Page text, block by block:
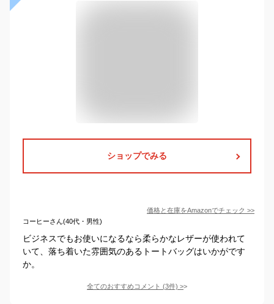
ショップでみる
価格と在庫をAmazonでチェック >>
コーヒーさん(40代・男性)
ビジネスでもお使いになるなら柔らかなレザーが使われて
いて、落ち着いた雰囲気のあるトートバッグはいかがです
か。
全てのおすすめコメント (3件) >